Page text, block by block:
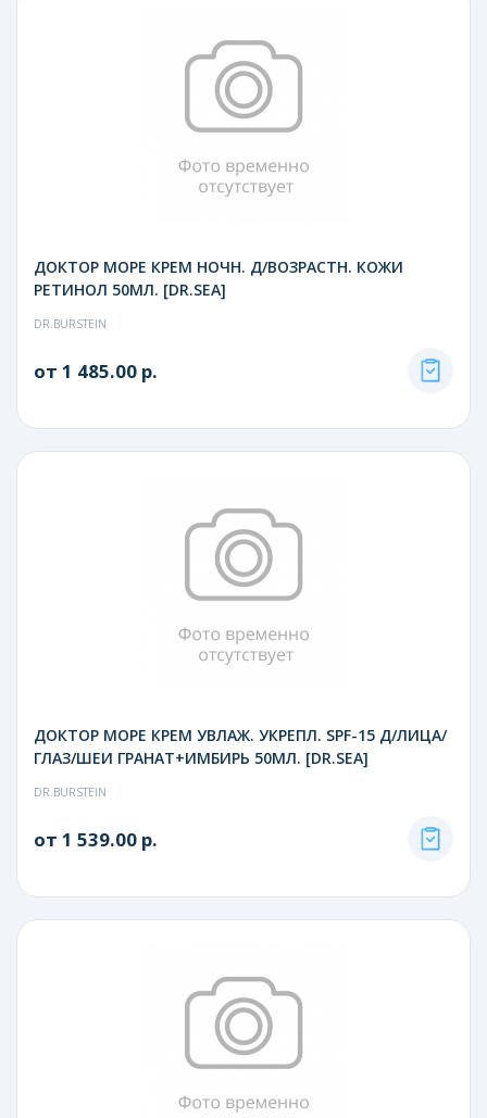
ДОКТОР МОРЕ КРЕМ НОЧН. Д/ВОЗРАСТН. КОЖИ
РЕТИНОЛ 50МЛ. [DR.SEA]
DR.BURSTEIN
от 1 485.00 р.
ДОКТОР МОРЕ КРЕМ УВЛАЖ. УКРЕПЛ. SPF-15 Д/ЛИЦА/
ГЛАЗ/ШЕИ ГРАНАТ+ИМБИРЬ 50МЛ. [DR.SEA]
DR.BURSTEIN
от 1 539.00 р.